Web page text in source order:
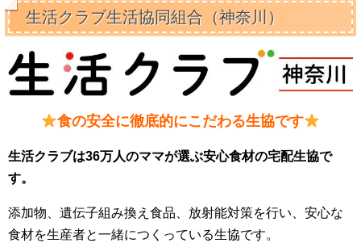
生活クラブ生活協同組合（神奈川）
食の安全に徹底的にこだわる生協です
生活クラブは36万人のママが選ぶ安心食材の宅配生協で
す。
添加物、遺伝子組み換え食品、放射能対策を行い、安心な
食材を生産者と一緒につくっている生協です。